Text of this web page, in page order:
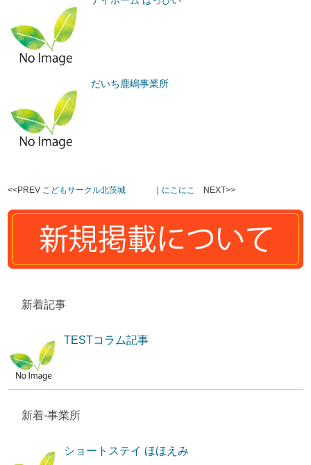
だいち鹿嶋事業所
<<PREV こどもサークル北茨城 ｜ にこにこ NEXT>>
新着記事
TESTコラム記事
新着-事業所
ショートステイ ほほえみ